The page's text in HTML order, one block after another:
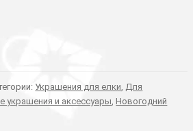
Украшения для елки, Для
украшения и аксессуары, Новогодний